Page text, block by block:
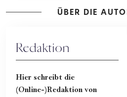
ÜBER DIE
Redaktion
Hier schreibt die
(Online-)Redaktion von